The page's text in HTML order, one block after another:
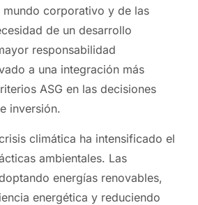
mundo corporativo y de las
de un desarrollo
responsabilidad
a una integración más
ASG en las decisiones
inversión.
climática ha intensificado el
ambientales. Las
energías renovables,
energética y reduciendo